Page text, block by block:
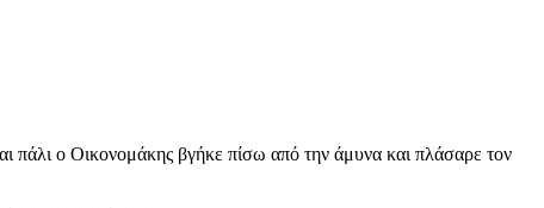
πάλι ο Οικονομάκης βγήκε πίσω από την άμυνα και πλάσαρε τον